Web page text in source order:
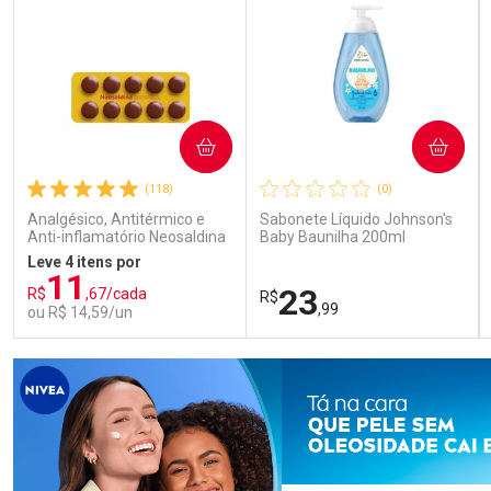
(118)
Analgésico, Antitérmico e
Anti-inflamatório Neosaldina
30mg + 300mg + 30mg 10
Drágeas
Leve 4 itens por
R$11 ,67/cada
ou R$ 14,59/un
COMPRAR
FECHAR
Laboratório
FECHAR
Por Menos
(0)
Sabonete Líquido Johnson's
Baby Baunilha 200ml
R$23,99
COMPRAR
Laboratório
Por Menos